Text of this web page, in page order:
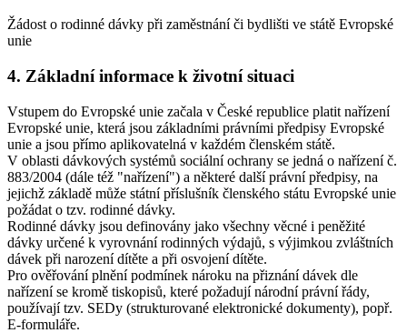
Žádost o rodinné dávky při zaměstnání či bydlišti ve státě Evropské
unie
4. Základní informace k životní situaci
Vstupem do Evropské unie začala v České republice platit nařízení
Evropské unie, která jsou základními právními předpisy Evropské
unie a jsou přímo aplikovatelná v každém členském státě.
V oblasti dávkových systémů sociální ochrany se jedná o nařízení č.
883/2004 (dále též "nařízení") a některé další právní předpisy, na
jejichž základě může státní příslušník členského státu Evropské unie
požádat o tzv. rodinné dávky.
Rodinné dávky jsou definovány jako všechny věcné i peněžité
dávky určené k vyrovnání rodinných výdajů, s výjimkou zvláštních
dávek při narození dítěte a při osvojení dítěte.
Pro ověřování plnění podmínek nároku na přiznání dávek dle
nařízení se kromě tiskopisů, které požadují národní právní řády,
používají tzv. SEDy (strukturované elektronické dokumenty), popř.
E-formuláře.